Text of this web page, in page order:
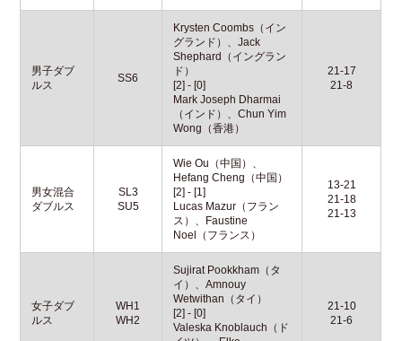
男子ダブ
ルス
SS6
Krysten Coombs（イン
グランド）、Jack
Shephard（イングラン
ド）
[2] - [0]
Mark Joseph Dharmai
（インド）、Chun Yim
Wong（香港）
21-17
21-8
男女混合
ダブルス
SL3
SU5
Wie Ou（中国）、
Hefang Cheng（中国）
[2] - [1]
Lucas Mazur（フラン
ス）、Faustine
Noel（フランス）
13-21
21-18
21-13
女子ダブ
ルス
WH1
WH2
Sujirat Pookkham（タ
イ）、Amnouy
Wetwithan（タイ）
[2] - [0]
Valeska Knoblauch（ド
21-10
21-6